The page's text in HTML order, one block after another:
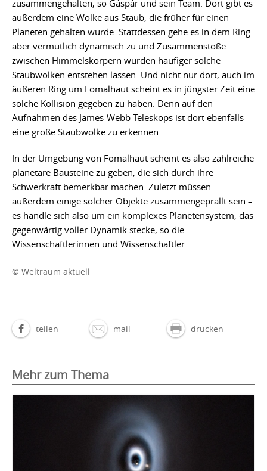
zusammengehalten, so Gáspár und sein Team. Dort gibt es
außerdem eine Wolke aus Staub, die früher für einen
Planeten gehalten wurde. Stattdessen gehe es in dem Ring
aber vermutlich dynamisch zu und Zusammenstöße
zwischen Himmelskörpern würden häufiger solche
Staubwolken entstehen lassen. Und nicht nur dort, auch im
äußeren Ring um Fomalhaut scheint es in jüngster Zeit eine
solche Kollision gegeben zu haben. Denn auf den
Aufnahmen des James-Webb-Teleskops ist dort ebenfalls
eine große Staubwolke zu erkennen.
In der Umgebung von Fomalhaut scheint es also zahlreiche
planetare Bausteine zu geben, die sich durch ihre
Schwerkraft bemerkbar machen. Zuletzt müssen
außerdem einige solcher Objekte zusammengeprallt sein –
es handle sich also um ein komplexes Planetensystem, das
gegenwärtig voller Dynamik stecke, so die
Wissenschaftlerinnen und Wissenschaftler.
© Weltraum aktuell
teilen mail drucken
Mehr zum Thema